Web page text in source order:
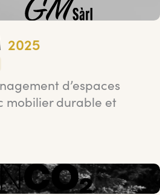
2025
d’espaces
mobilier durable et